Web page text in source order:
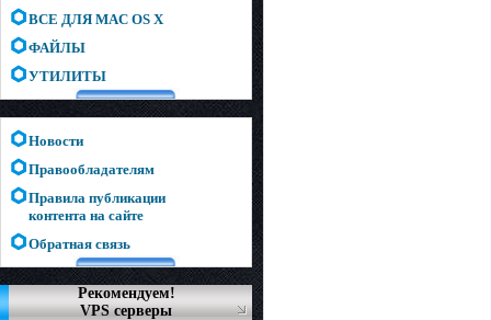
ВСЕ ДЛЯ MAC OS X
ФАЙЛЫ
УТИЛИТЫ
Новости
Правообладателям
Правила публикации
контента на сайте
Обратная связь
Рекомендуем!
VPS серверы